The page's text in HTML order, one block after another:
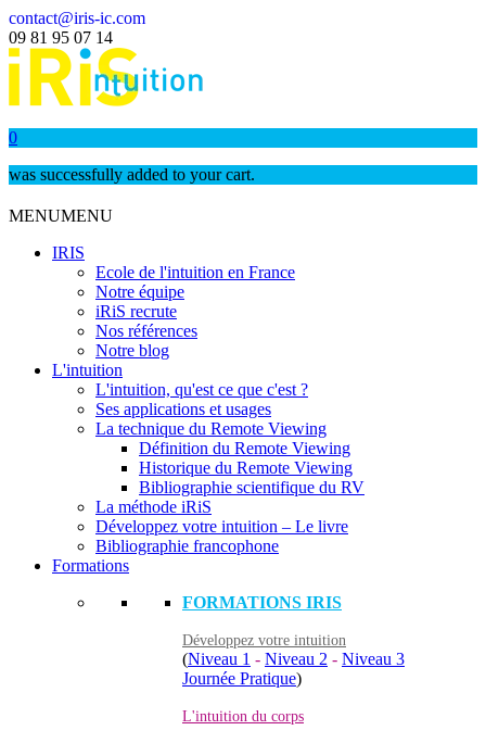
contact@iris-ic.com
09 81 95 07 14
0
was successfully added to your cart.
MENUMENU
IRIS
Ecole de l'intuition en France
Notre équipe
iRiS recrute
Nos références
Notre blog
L'intuition
L'intuition, qu'est ce que c'est ?
Ses applications et usages
La technique du Remote Viewing
Définition du Remote Viewing
Historique du Remote Viewing
Bibliographie scientifique du RV
La méthode iRiS
Développez votre intuition – Le livre
Bibliographie francophone
Formations
FORMATIONS IRIS
Développez votre intuition
(Niveau 1 - Niveau 2 - Niveau 3
Journée Pratique)
L'intuition du corps